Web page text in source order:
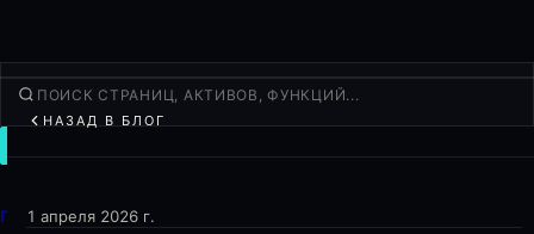
Продукты
НАЗАД В БЛОГ
1 апреля 2026 г.